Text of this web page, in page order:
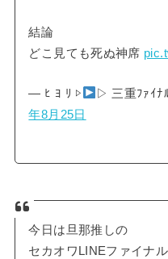
結論
どこ見ても死ぬ神席
— ﾋ ﾖ ﾘ ▷ ▷ 三重ﾌｧｲﾅ
年8月25日
今日は旦那推しの
セカオワLINEファイナ